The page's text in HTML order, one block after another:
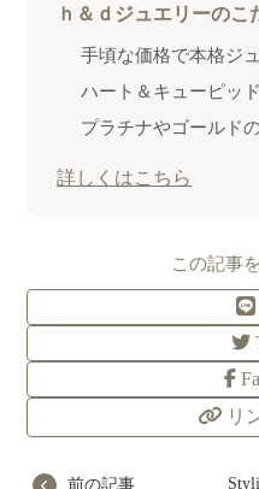
ｈ＆ｄジュエリーのこ
手頃な価格で本格ジ
ハート＆キューピッ
プラチナやゴールド
詳しくはこちら
この記事
リ
前の記事